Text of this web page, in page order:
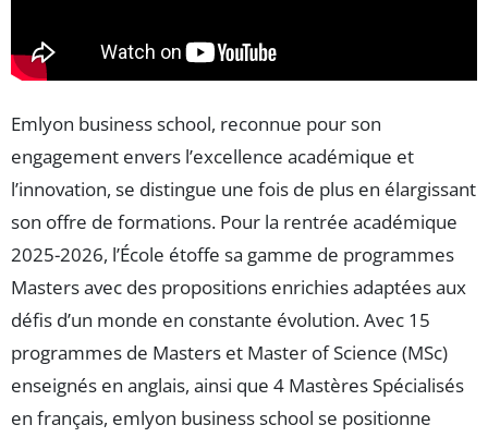
Emlyon business school, reconnue pour son
engagement envers l’excellence académique et
l’innovation, se distingue une fois de plus en élargissant
son offre de formations. Pour la rentrée académique
2025-2026, l’École étoffe sa gamme de programmes
Masters avec des propositions enrichies adaptées aux
défis d’un monde en constante évolution. Avec 15
programmes de Masters et Master of Science (MSc)
enseignés en anglais, ainsi que 4 Mastères Spécialisés
en français, emlyon business school se positionne